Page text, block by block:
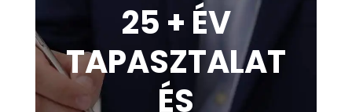
25 + ÉV
TAPASZTALAT
ÉS